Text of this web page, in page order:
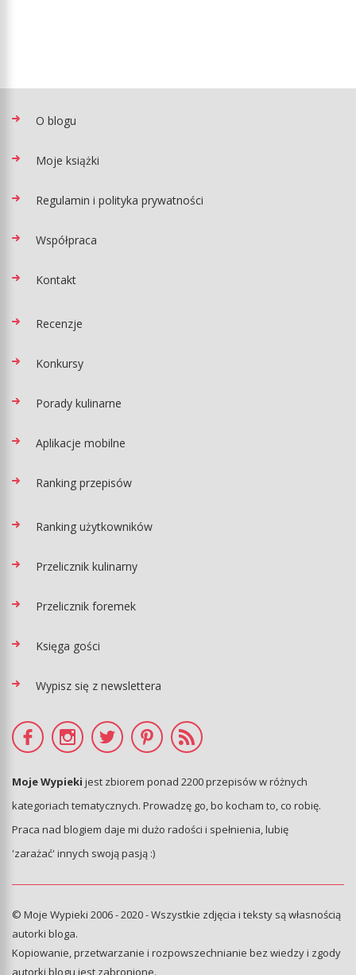
O blogu
Moje książki
Regulamin i polityka prywatności
Współpraca
Kontakt
Recenzje
Konkursy
Porady kulinarne
Aplikacje mobilne
Ranking przepisów
Ranking użytkowników
Przelicznik kulinarny
Przelicznik foremek
Księga gości
Wypisz się z newslettera
Moje Wypieki jest zbiorem ponad 2200 przepisów w różnych
kategoriach tematycznych. Prowadzę go, bo kocham to, co robię.
Praca nad blogiem daje mi dużo radości i spełnienia, lubię
'zarażać' innych swoją pasją :)
© Moje Wypieki 2006 - 2020 - Wszystkie zdjęcia i teksty są własnością
autorki bloga.
Kopiowanie, przetwarzanie i rozpowszechnianie bez wiedzy i zgody
autorki blogu jest zabronione.